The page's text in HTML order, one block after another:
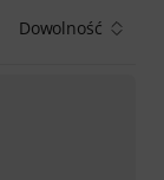
Dowolność